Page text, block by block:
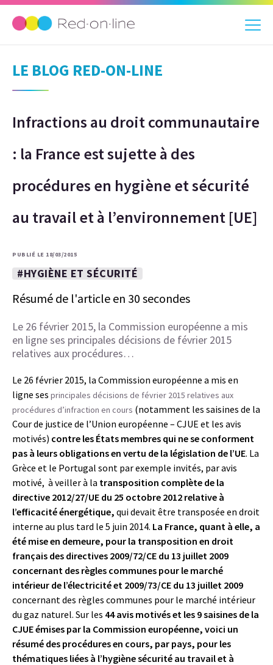
LE BLOG RED-ON-LINE
Infractions au droit communautaire
: la France est sujette à des
procédures en hygiène et sécurité
au travail et à l’environnement [UE]
PUBLIÉ LE 18/03/2015
#HYGIÈNE ET SÉCURITÉ
Résumé de l'article en 30 secondes
Le 26 février 2015, la Commission européenne a mis
en ligne ses principales décisions de février 2015
relatives aux procédures…
Le 26 février 2015, la Commission européenne a mis en
ligne ses principales décisions de février 2015 relatives aux
procédures d’infraction en cours (notamment les saisines de la
Cour de justice de l’Union européenne – CJUE et les avis
motivés) contre les États membres qui ne se conforment
pas à leurs obligations en vertu de la législation de l’UE. La
Grèce et le Portugal sont par exemple invités, par avis
motivé, à veiller à la transposition complète de la
directive 2012/27/UE du 25 octobre 2012 relative à
l’efficacité énergétique, qui devait être transposée en droit
interne au plus tard le 5 juin 2014. La France, quant à elle, a
été mise en demeure, pour la transposition en droit
français des directives 2009/72/CE du 13 juillet 2009
concernant des règles communes pour le marché
intérieur de l’électricité et 2009/73/CE du 13 juillet 2009
concernant des règles communes pour le marché intérieur
du gaz naturel. Sur les 44 avis motivés et les 9 saisines de la
CJUE émises par la Commission européenne, voici un
résumé des procédures en cours, par pays, pour les
thématiques liées à l’hygiène sécurité au travail et à